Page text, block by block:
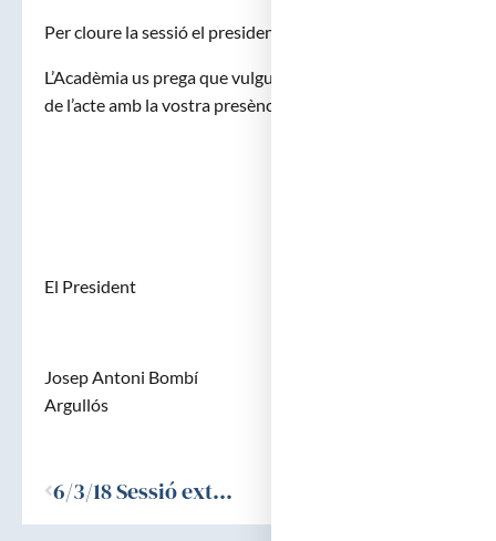
Per cloure la sessió el president dirigirà unes paraules.
L’Acadèmia us prega que vulgueu realçar la solemnitat
de l’acte amb la vostra presència.
El President El Secretari General
Josep Antoni Bombí Jordi Palés i
Argullós
6/3/18 Sessió extraordinaria de presentació dels premis Fundació Barraquer 2012 i Lluís Sayé 2017